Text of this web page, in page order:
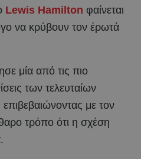
Lewis Hamilton φαίνεται
να κρύβουν τον έρωτά
μία από τις πιο
των τελευταίων
επιβεβαιώνοντας με τον
τρόπο ότι η σχέση